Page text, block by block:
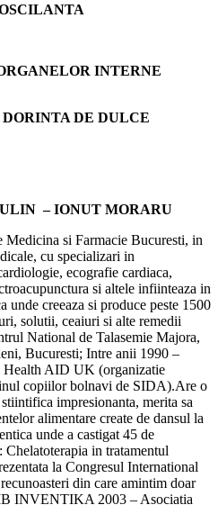
INTERNE
DE DULCE
– IONUT MORARU
si Farmacie Bucuresti, in
cu specializari in
ecografie cardiaca,
si altele infiinteaza in
unde creeaza si produce peste 1500
solutii, ceaiuri si alte remedii
National de Talasemie Majora,
Bucuresti; Intre anii 1990 –
Health AID UK (organizatie
copiilor bolnavi de SIDA).Are o
impresionanta, merita sa
alimentare create de dansul la
unde a castigat 45 de
in tratamentul
la Congresul International
din care amintim doar
INVENTIKA 2003 – Asociatia